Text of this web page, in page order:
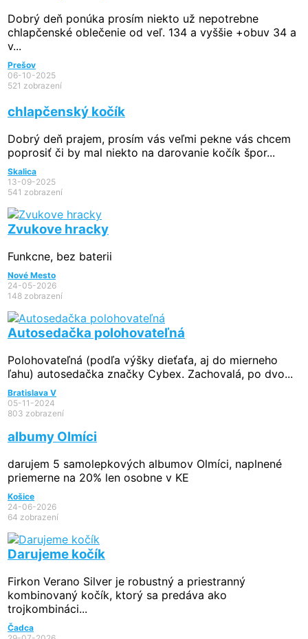
Dobrý deň ponúka prosím niekto už nepotrebne
chlapčenské oblečenie od veľ. 134 a vyššie +obuv 34 a
v...
Prešov
06-10-2025
521 zobrazení
chlapčenský kočík
Dobrý deň prajem, prosím vás veľmi pekne vás chcem
poprosiť či by mal niekto na darovanie kočík špor...
Skalica
13-09-2025
541 zobrazení
Zvukove hracky
Funkcne, bez baterii
Nové Mesto
24-05-2026
148 zobrazení
Autosedačka polohovateľná
Polohovateľná (podľa výšky dieťaťa, aj do mierneho
ľahu) autosedačka značky Cybex. Zachovalá, po dvo...
Bratislava V
05-11-2024
803 zobrazení
albumy Olmíci
darujem 5 samolepkových albumov Olmíci, naplnené
priemerne na 20% len osobne v KE
Košice
24-06-2026
64 zobrazení
Darujeme kočík
Firkon Verano Silver je robustný a priestranný
kombinovaný kočík, ktorý sa predáva ako
trojkombináci...
Čadca